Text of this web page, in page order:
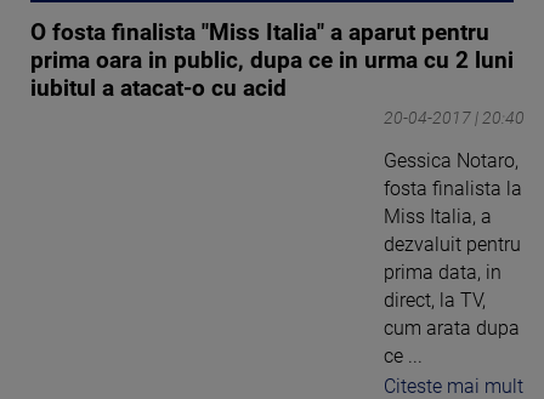
O fosta finalista "Miss Italia" a aparut pentru
prima oara in public, dupa ce in urma cu 2 luni
iubitul a atacat-o cu acid
20-04-2017 | 20:40
Gessica Notaro,
fosta finalista la
Miss Italia, a
dezvaluit pentru
prima data, in
direct, la TV,
cum arata dupa
ce ...
Citeste mai mult